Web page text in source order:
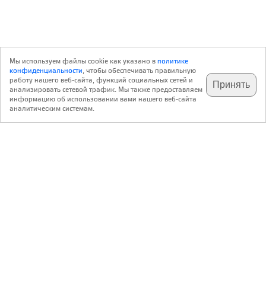
подпишитесь на наш
телеграм @archi_ru
✕
с 20 июля 1999 г.
Мы используем файлы cookie как указано вполитике
конфиденциальности, чтобы обеспечивать правильную
работу нашего веб-сайта, функций социальных сетей и
анализировать сетевой трафик. Мы также предоставляем
информацию об использовании вами нашего веб-сайта
аналитическим системам.
Принять